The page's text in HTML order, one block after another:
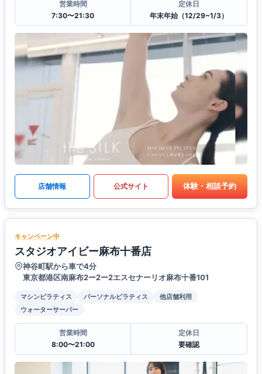
営業時間
7:30〜21:30
定休日
年末年始（12/29~1/3）
店舗情報 公式サイト 体験・相談予約
キャンペーン中
スタジオアイビー麻布十番店
神谷町駅から車で4分
東京都港区南麻布2ー2ー2エスセナーリオ麻布十番101
マシンピラティス パーソナルピラティス
他店舗利用
ウォーターサーバー
営業時間
8:00〜21:00
定休日
要確認